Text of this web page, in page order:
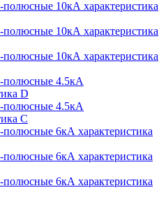
10кА характеристика
10кА характеристика
10кА характеристика
полюсные 4.5кА
D
полюсные 4.5кА
С
6кА характеристика
6кА характеристика
6кА характеристика